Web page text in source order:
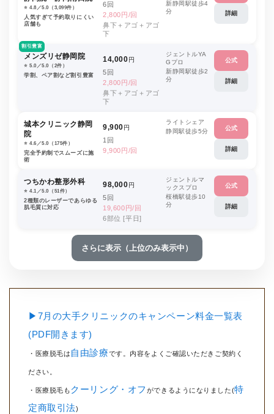
⭐️ 4.8／5.0（3,099件）
人気すぎて予約取りにくい
店舗も
6回
2,800円/回
鼻下＋アゴ＋アゴ
下
新静岡駅徒歩4
分
詳細
割引豊富
メンズリゼ静岡院
⭐️ 5.0／5.0（2件）
学割、ペア割など割引豊富
14,000円
5回
2,800円/回
鼻下＋アゴ＋アゴ
下
ジェントルYA
Gプロ
新静岡駅徒歩2
分
公式
詳細
城本クリニック静岡
院
⭐️ 4.6／5.0（175件）
完全予約制でスムーズに施
術
9,900円
1回
9,900円/回
ライトシェア
静岡駅徒歩5分
公式
詳細
つちかわ整形外科
⭐️ 4.1／5.0（51件）
2種類のレーザーであらゆる
肌毛質に対応
98,000円
5回
19,600円/回
6部位 [平日]
ジェントルマ
ックスプロ
桜橋駅徒歩10
分
公式
詳細
さらに表示（上位のみ表示中）
▶7月の大手クリニックのキャンペーン料金一覧表
(PDF開きます)
・医療脱毛は 自由診療です。内容をよくご確認いただきご契約く
ださい。
・医療脱毛も クーリング・オフ ができるようになりました(特
定商取引法)